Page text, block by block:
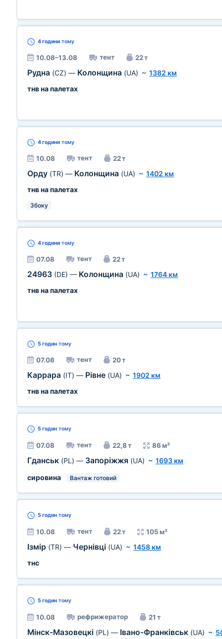
4 години тому
10.08–13.08 тент 22 т
Рудна (CZ) — Колонщина (UA) ~ 1382 км
тнв на палетах
4 години тому
10.08 тент 22 т
Орду (TR) — Колонщина (UA) ~ 1402 км
тнв на палетах
Збоку
4 години тому
07.08 тент 22 т
24963 (DE) — Колонщина (UA) ~ 1764 км
тнв на палетах
5 годин тому
07.08 тент 20 т
Каррара (IT) — Рівне (UA) ~ 1902 км
тнв на палетах
5 годин тому
07.08 тент 22,8 т 86 м³
Гданськ (PL) — Запоріжжя (UA) ~ 1693 км
сировина
Вантаж готовий
5 годин тому
10.08 тент 22 т 105 м³
Ізмір (TR) — Чернівці (UA) ~ 1458 км
тнс
5 годин тому
10.08 рефрижератор 21 т
Мінск-Мазовецкі (PL) — Івано-Франківськ (UA) ~